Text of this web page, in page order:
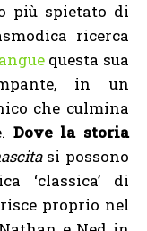
più spietato di
ricerca
questa sua
in un
che culmina
Dove la storia
si possono
‘classica’ di
proprio nel